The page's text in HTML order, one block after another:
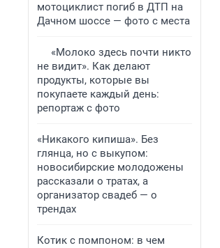
мотоциклист погиб в ДТП на
Дачном шоссе — фото с места
«Молоко здесь почти никто
не видит». Как делают
продукты, которые вы
покупаете каждый день:
репортаж с фото
«Никакого кипиша». Без
глянца, но с выкупом:
новосибирские молодожены
рассказали о тратах, а
организатор свадеб — о
трендах
Котик с помпоном: в чем